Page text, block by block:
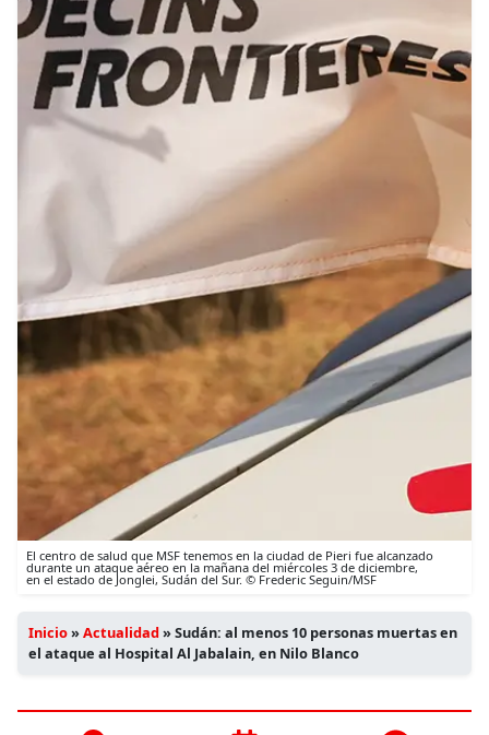
El centro de salud que MSF tenemos en la ciudad de Pieri fue alcanzado
durante un ataque aéreo en la mañana del miércoles 3 de diciembre,
en el estado de Jonglei, Sudán del Sur. © Frederic Seguin/MSF
Inicio»Actualidad»Sudán: al menos 10 personas muertas en
el ataque al Hospital Al Jabalain, en Nilo Blanco